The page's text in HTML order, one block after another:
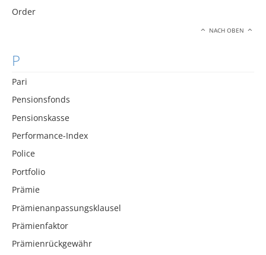
Order
NACH OBEN
P
Pari
Pensionsfonds
Pensionskasse
Performance-Index
Police
Portfolio
Prämie
Prämienanpassungsklausel
Prämienfaktor
Prämienrückgewähr